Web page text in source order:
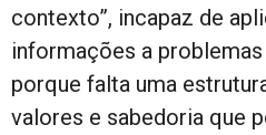
contexto”, incapaz de
informações a
porque falta uma
valores e sabedoria que